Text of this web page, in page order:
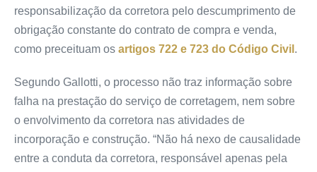
responsabilização da corretora pelo descumprimento de
obrigação constante do contrato de compra e venda,
como preceituam os artigos 722 e 723 do Código Civil .
Segundo Gallotti, o processo não traz informação sobre
falha na prestação do serviço de corretagem, nem sobre
o envolvimento da corretora nas atividades de
incorporação e construção. “Não há nexo de causalidade
entre a conduta da corretora, responsável apenas pela